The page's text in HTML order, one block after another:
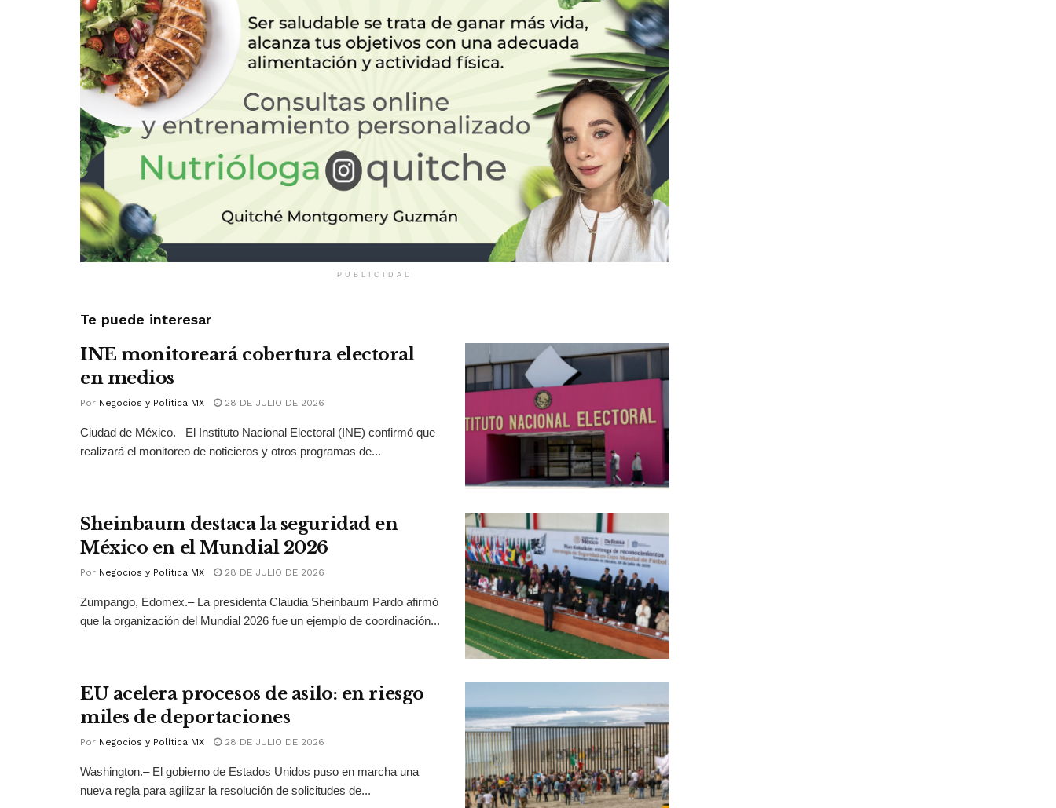
PUBLICIDAD
Te puede interesar
INE monitoreará cobertura electoral
en medios
Por Negocios y Política MX 28 DE JULIO DE 2026
Ciudad de México.– El Instituto Nacional Electoral (INE) confirmó que
realizará el monitoreo de noticieros y otros programas de...
Sheinbaum destaca la seguridad en
México en el Mundial 2026
Por Negocios y Política MX 28 DE JULIO DE 2026
Zumpango, Edomex.– La presidenta Claudia Sheinbaum Pardo afirmó
que la organización del Mundial 2026 fue un ejemplo de coordinación...
EU acelera procesos de asilo: en riesgo
miles de deportaciones
Por Negocios y Política MX 28 DE JULIO DE 2026
Washington.– El gobierno de Estados Unidos puso en marcha una
nueva regla para agilizar la resolución de solicitudes de...